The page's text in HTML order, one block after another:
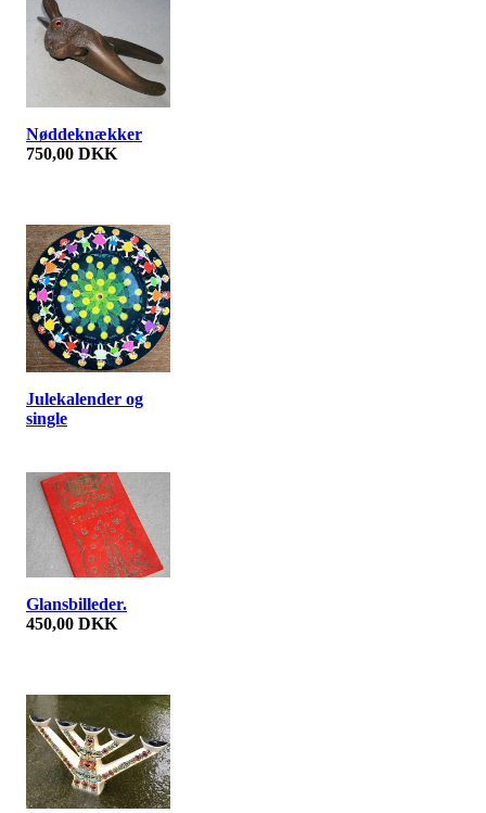
Nøddeknækker
750,00 DKK
Julekalender og
single
Glansbilleder.
450,00 DKK